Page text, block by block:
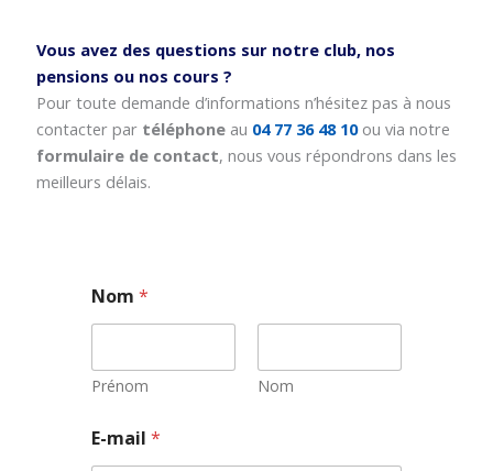
Vous avez des questions sur notre club, nos
pensions ou nos cours ?
Pour toute demande d’informations n’hésitez pas à nous
contacter par téléphoneau 04 77 36 48 10 ou via notre
formulaire de contact, nous vous répondrons dans les
meilleurs délais.
Nom*
Prénom Nom
E-mail*